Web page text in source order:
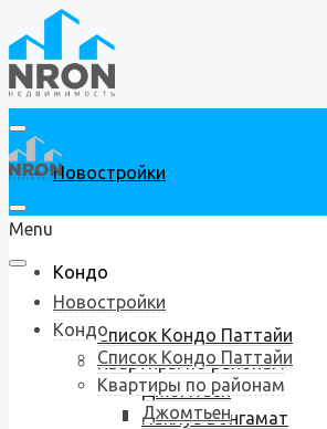
Новостройки
Кондо
Список Кондо Паттайи
Квартиры по районам
Джомтьен
Наклуа Вонгамат
Menu
Новостройки
Кондо
Список Кондо Паттайи
Квартиры по районам
Джомтьен